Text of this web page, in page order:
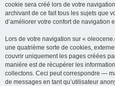
cookie sera créé lors de votre
archivant de ce fait tous les sujets que
d’améliorer votre confort de navigation
Lors de votre navigation sur «
une quatrième sorte de cookies,
couvrir uniquement les pages créées
manière est de récupérer les
collectons. Ceci peut correspondre —
de messages en tant qu’utilisateur